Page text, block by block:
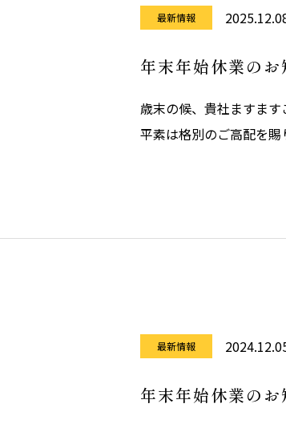
最新情報
年末年始休業のお
歳末の候、貴社ますます
平素は格別のご高配を
便
最新情報
年末年始休業のお